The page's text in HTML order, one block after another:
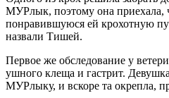
МУРлык, поэтому она приехала,
понравившуюся ей крохотную
назвали Тишей.
Первое же обследование у
ушного клеща и гастрит.
МУРлыку, и вскоре та окрепла,